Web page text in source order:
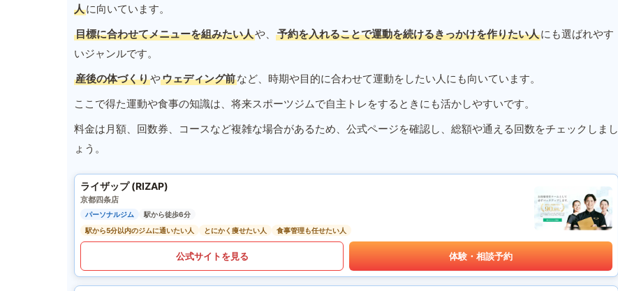
人に向いています。
目標に合わせてメニューを組みたい人や、 予約を入れることで運動を続けるきっかけを作りたい人にも選ばれやす
いジャンルです。
産後の体づくりやウェディング前など、時期や目的に合わせて運動をしたい人にも向いています。
ここで得た運動や食事の知識は、将来スポーツジムで自主トレをするときにも活かしやすいです。
料金は月額、回数券、コースなど複雑な場合があるため、公式ページを確認し、総額や通える回数をチェックしまし
ょう。
ライザップ (RIZAP)
京都四条店
パーソナルジム
駅から徒歩6分
駅から5分以内のジムに通いたい人
とにかく痩せたい人 食事管理も任せたい人
公式サイトを見る 体験・相談予約